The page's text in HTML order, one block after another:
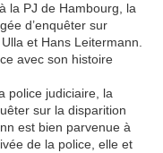
la PJ de Hambourg, la
d’enquêter sur
et Hans Leitermann.
avec son histoire
police judiciaire, la
sur la disparition
est bien parvenue à
de la police, elle et